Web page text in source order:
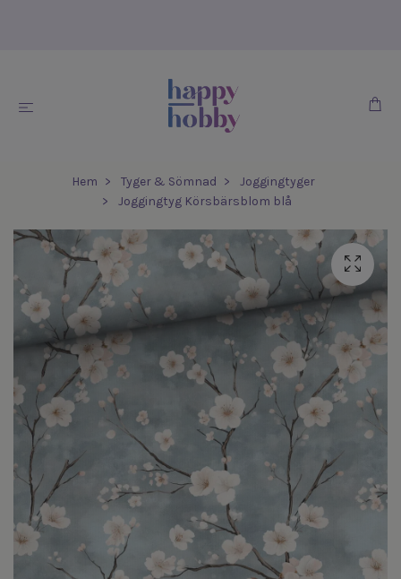
Hem Tyger & Sömnad
Joggingtyger
Joggingtyg Körsbärsblom blå